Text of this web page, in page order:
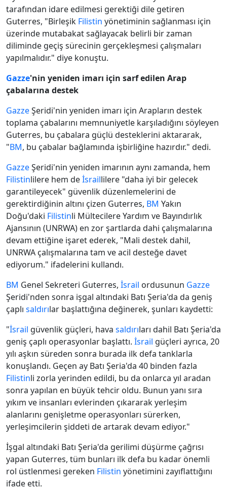
tarafından idare edilmesi gerektiği dile getiren
Guterres, "Birleşik Filistin yönetiminin sağlanması için
üzerinde mutabakat sağlayacak belirli bir zaman
diliminde geçiş sürecinin gerçekleşmesi çalışmaları
yapılmalıdır." diye konuştu.
Gazze'nin yeniden imarı için sarf edilen Arap
çabalarına destek
GazzeŞeridi'nin yeniden imarı için Arapların destek
toplama çabalarını memnuniyetle karşıladığını söyleyen
Guterres, bu çabalara güçlü desteklerini aktararak,
"BM, bu çabalar bağlamında işbirliğine hazırdır." dedi.
GazzeŞeridi'nin yeniden imarının aynı zamanda, hem
Filistinlilere hem deİsraillilere "daha iyi bir gelecek
garantileyecek" güvenlik düzenlemelerini de
gerektirdiğinin altını çizen Guterres, BM Yakın
Doğu'daki Filistinli Mültecilere Yardım ve Bayındırlık
Ajansının (UNRWA) en zor şartlarda dahi çalışmalarına
devam ettiğine işaret ederek, "Mali destek dahil,
UNRWA çalışmalarına tam ve acil desteğe davet
ediyorum." ifadelerini kullandı.
BM Genel Sekreteri Guterres, İsrail ordusunun Gazze
Şeridi'nden sonra işgal altındaki Batı Şeria'da da geniş
çaplı saldırılar başlattığına değinerek, şunları kaydetti:
"İsrail güvenlik güçleri, hava saldırıları dahil Batı Şeria'da
geniş çaplı operasyonlar başlattı. İsrail güçleri ayrıca, 20
yılı aşkın süreden sonra burada ilk defa tanklarla
konuşlandı. Geçen ay Batı Şeria'da 40 binden fazla
Filistinli zorla yerinden edildi, bu da onlarca yıl aradan
sonra yapılan en büyük tehcir oldu. Bunun yanı sıra
yıkım ve insanları evlerinden çıkararak yerleşim
alanlarını genişletme operasyonları sürerken,
yerleşimcilerin şiddeti de artarak devam ediyor."
İşgal altındaki Batı Şeria'da gerilimi düşürme çağrısı
yapan Guterres, tüm bunları ilk defa bu kadar önemli
rol üstlenmesi gereken Filistin yönetimini zayıflattığını
ifade etti.